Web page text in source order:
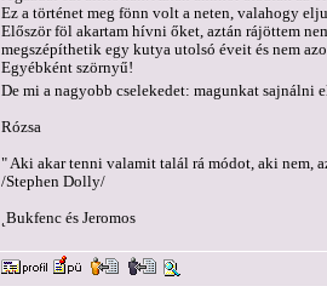
Ez a történet meg fönn volt a neten, valahogy
Először föl akartam hívni őket, aztán rájöttem
megszépíthetik egy kutya utolsó éveit és nem
Egyébként szörnyű!
De mi a nagyobb cselekedet: magunkat
Rózsa
" Aki akar tenni valamit talál rá módot, aki nem,
/Stephen Dolly/
˛Bukfenc és Jeromos